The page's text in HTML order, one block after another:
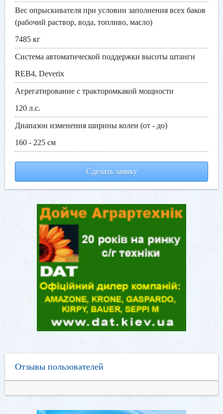
Вес опрыскивателя при условии заполнения всех баков
(рабочий раствор, вода, топливо, масло)
7485 кг
Система автоматической поддержки высоты штанги
REB4, Deverix
Агрегатирование с тракторомкакой мощности
120 л.с.
Диапазон изменения ширины колеи (от - до)
160 - 225 см
Сделать заявку
Отзывы пользователей